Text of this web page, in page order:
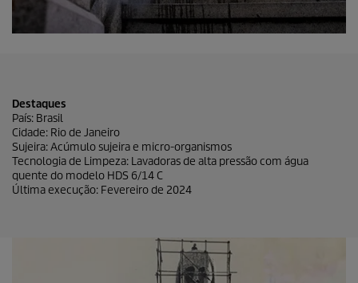
Destaques
País: Brasil
Cidade: Rio de Janeiro
Sujeira: Acúmulo sujeira e micro-organismos
Tecnologia de Limpeza: Lavadoras de alta pressão com água
quente do modelo HDS 6/14 C
Última execução: Fevereiro de 2024